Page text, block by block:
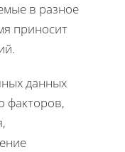
в разное
приносит
данных
факторов,